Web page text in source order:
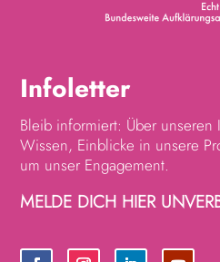
Infoletter
Bleib informiert: Über
Wissen, Einblicke in unsere
um unser Engagement.
MELDE DICH HIER